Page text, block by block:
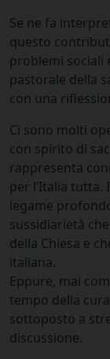
Se ne fa
questo
problemi sociali
pastorale della
con una
Ci sono molti
con spirito di
rappresenta
per l’Italia tutta.
legame
sussidiarietà
della Chiesa e
italiana.
Eppure, mai
tempo della
sottoposto a
discussione.